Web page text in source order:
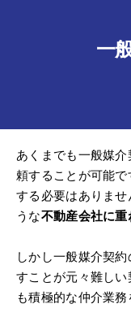
一
あくまでも一般媒
頼することが可能
する必要はありま
うな不動産会社に重
しかし一般媒介契
すことが元々難し
も積極的な仲介業務